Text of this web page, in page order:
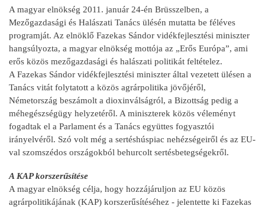
A magyar elnökség 2011. január 24-én Brüsszelben, a
Mezőgazdasági és Halászati Tanács ülésén mutatta be féléves
programját. Az elnöklő Fazekas Sándor vidékfejlesztési miniszter
hangsúlyozta, a magyar elnökség mottója az „Erős Európa”, ami
erős közös mezőgazdasági és halászati politikát feltételez.
A Fazekas Sándor vidékfejlesztési miniszter által vezetett ülésen a
Tanács vitát folytatott a közös agrárpolitika jövőjéről,
Németország beszámolt a dioxinválságról, a Bizottság pedig a
méhegészségügy helyzetéről. A miniszterek közös véleményt
fogadtak el a Parlament és a Tanács együttes fogyasztói
irányelvéről. Szó volt még a sertéshúspiac nehézségeiről és az EU-
val szomszédos országokból behurcolt sertésbetegségekről.
A KAP korszerűsítése
A magyar elnökség célja, hogy hozzájáruljon az EU közös
agrárpolitikájának (KAP) korszerűsítéséhez - jelentette ki Fazekas